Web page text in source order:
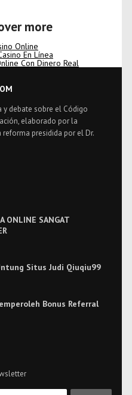
more
Online
En Línea
Con Dinero Real
debate sobre el Código
elaborado por la
presidida por el Dr.
ONLINE SANGAT
Situs Judi Qiuqiu99
Bonus Referral